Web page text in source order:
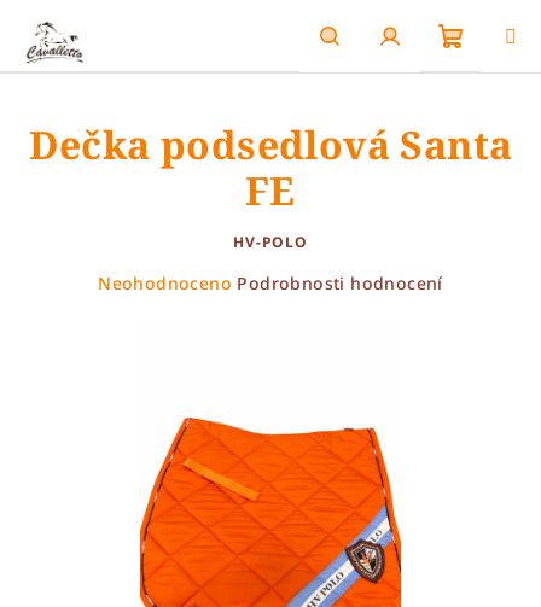
obsah
HledatPřihlášení
košík
Dečka podsedlová Santa
FE
HV-POLO
Průměrné
hvězdiček.
Neohodnoceno Podrobnosti hodnocení